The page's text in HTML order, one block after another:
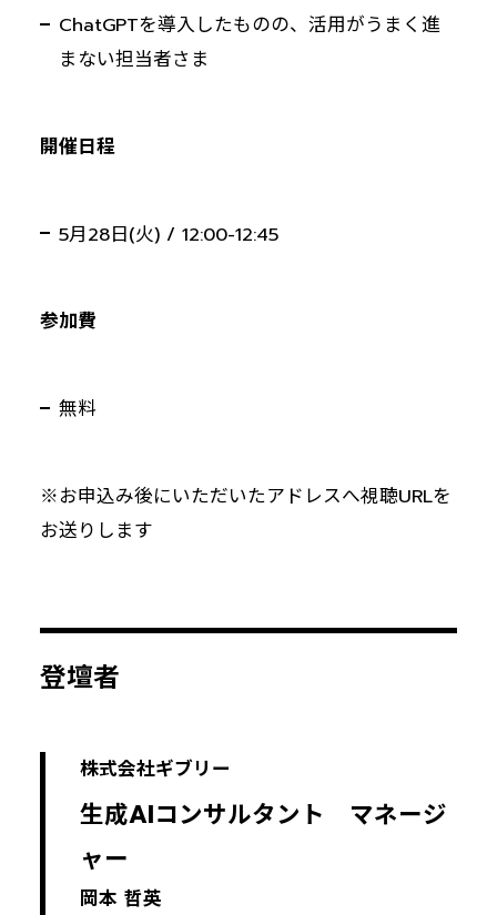
ChatGPTを導入したものの、活用がうまく進
まない担当者さま
開催日程
5月28日(火) / 12:00-12:45
参加費
無料
※お申込み後にいただいたアドレスへ視聴URLを
お送りします
登壇者
株式会社ギブリー
生成AIコンサルタント マネージ
ャー
岡本 哲英